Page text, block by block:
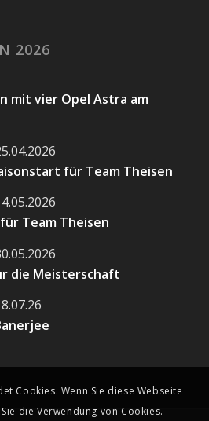
2026
mit vier Opel Astra am
für Team Theisen
Team Theisen
die Meisterschaft
Cookies. Wenn Sie diese Webseite
die Verwendung von Cookies.